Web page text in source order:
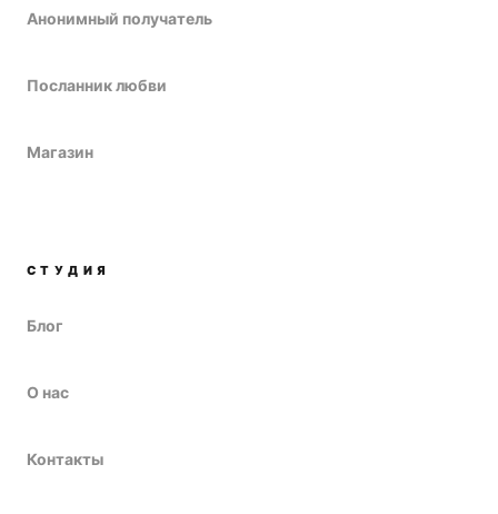
Анонимный получатель
Посланник любви
Магазин
СТУДИЯ
Блог
О нас
Контакты